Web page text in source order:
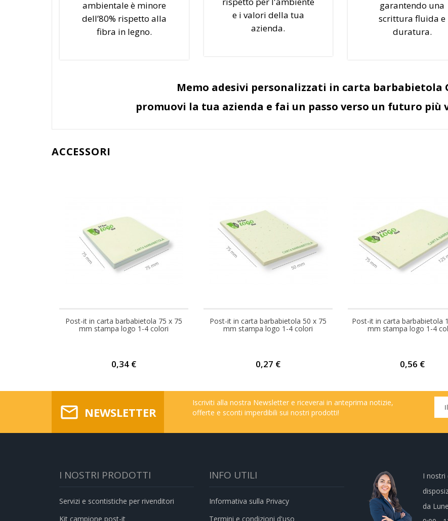
ambientale è minore
dell’80% rispetto alla
fibra in legno.
e i valori della tua
azienda.
garantendo una
scrittura fluida e
duratura.
Memo adesivi personalizzati in carta barbabietola
promuovi la tua azienda e fai un passo verso un futuro più
ACCESSORI
Post-it in carta barbabietola 75 x 75
mm stampa logo 1-4 colori Prezzo
0,34 €
Post-it in carta barbabietola 50 x 75
mm stampa logo 1-4 colori Prezzo
0,27 €
Post-it in carta barbabietola
mm stampa logo 1-4
0,56 €
mail_outline NEWSLETTER
Iscriviti alla nostra Newsletter e riceverai in anteprima notizie,
offerte e sconti imperdibili sui nostri prodotti!
I NOSTRI PRODOTTI
Servizi e scontistiche per rivenditori
Kit campione post-it
INFO UTILI
Informativa sulla Privacy
Termini e condizioni d'uso
I nostri
da